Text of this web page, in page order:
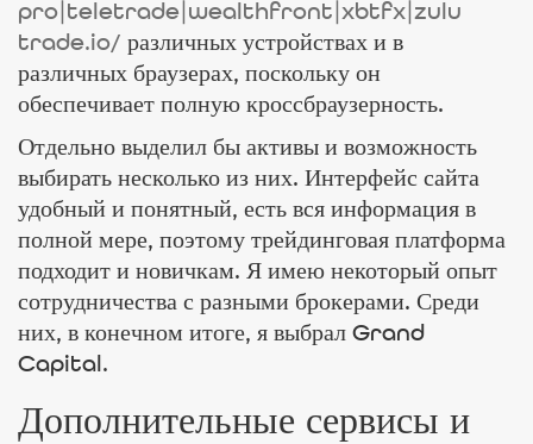
pro|teletrade|wealthfront|xbtfx|zulu
trade.io/ различных устройствах и в
различных браузерах, поскольку он
обеспечивает полную кроссбраузерность.
Отдельно выделил бы активы и возможность
выбирать несколько из них. Интерфейс сайта
удобный и понятный, есть вся информация в
полной мере, поэтому трейдинговая платформа
подходит и новичкам. Я имею некоторый опыт
сотрудничества с разными брокерами. Среди
них, в конечном итоге, я выбрал Grand
Capital.
Дополнительные сервисы и